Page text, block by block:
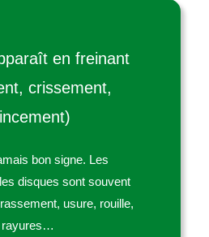
en freinant
crissement,
bon signe. Les
disques sont souvent
usure, rouille,
rayures…